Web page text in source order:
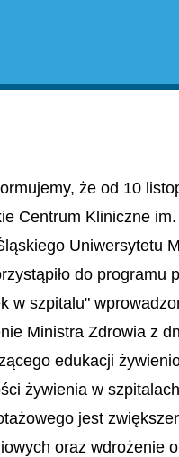
że od 10
Centrum Kliniczne
Uniwersytetu
do programu
w szpitalu"
Ministra Zdrowia z
edukacji
żywienia w
jest
oraz wdrożenie